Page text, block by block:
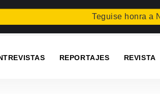
Teguise honra a
REPORTAJES REVISTA